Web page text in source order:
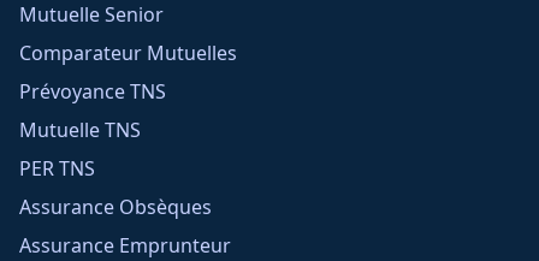
Mutuelle Senior
Comparateur Mutuelles
Prévoyance TNS
Mutuelle TNS
PER TNS
Assurance Obsèques
Assurance Emprunteur